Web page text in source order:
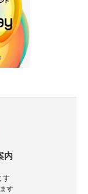
内
す
す